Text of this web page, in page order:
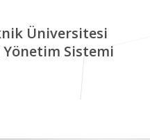
Üniversitesi
Sistemi